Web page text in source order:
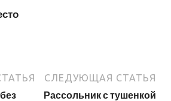
СЛЕДУЮЩАЯ СТАТЬЯ
Рассольник с тушенкой